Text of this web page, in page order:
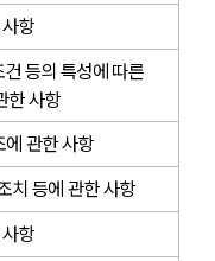
항
등의 특성에 따른
한 사항
에 관한 사항
치 등에 관한 사항
항